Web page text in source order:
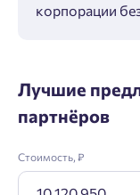
корпорации
Лучшие
партнёров
Стоимость, ₽